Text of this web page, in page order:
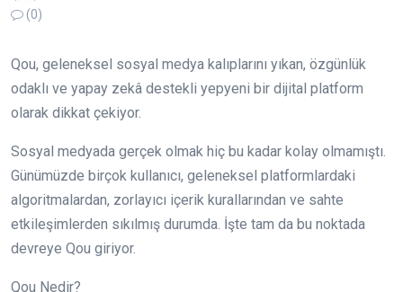
(0)
Qou, geleneksel sosyal medya kalıplarını yıkan, özgünlük
odaklı ve yapay zekâ destekli yepyeni bir dijital platform
olarak dikkat çekiyor.
Sosyal medyada gerçek olmak hiç bu kadar kolay olmamıştı.
Günümüzde birçok kullanıcı, geleneksel platformlardaki
algoritmalardan, zorlayıcı içerik kurallarından ve sahte
etkileşimlerden sıkılmış durumda. İşte tam da bu noktada
devreye Qou giriyor.
Qou Nedir?